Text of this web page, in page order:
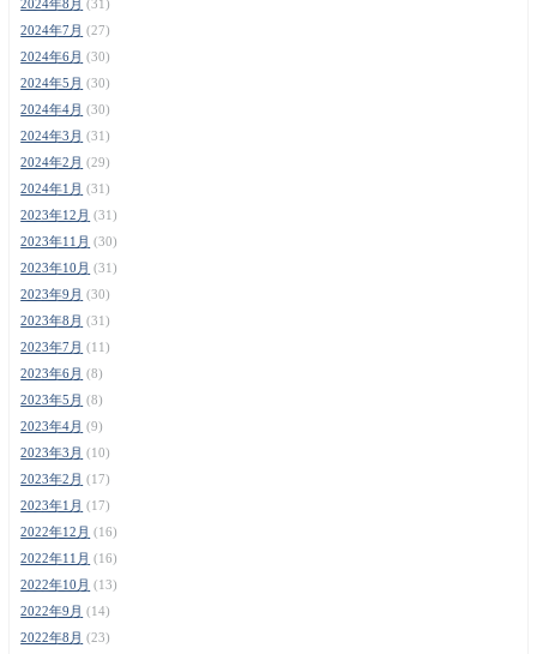
2024年8月 (31)
2024年7月 (27)
2024年6月 (30)
2024年5月 (30)
2024年4月 (30)
2024年3月 (31)
2024年2月 (29)
2024年1月 (31)
2023年12月 (31)
2023年11月 (30)
2023年10月 (31)
2023年9月 (30)
2023年8月 (31)
2023年7月 (11)
2023年6月 (8)
2023年5月 (8)
2023年4月 (9)
2023年3月 (10)
2023年2月 (17)
2023年1月 (17)
2022年12月 (16)
2022年11月 (16)
2022年10月 (13)
2022年9月 (14)
2022年8月 (23)